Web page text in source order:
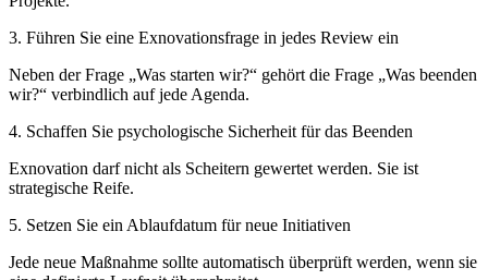
3. Führen Sie eine Exnovationsfrage in jedes Review ein
Neben der Frage „Was starten wir?“ gehört die Frage „Was beenden
wir?“ verbindlich auf jede Agenda.
4. Schaffen Sie psychologische Sicherheit für das Beenden
Exnovation darf nicht als Scheitern gewertet werden. Sie ist
strategische Reife.
5. Setzen Sie ein Ablaufdatum für neue Initiativen
Jede neue Maßnahme sollte automatisch überprüft werden, wenn sie